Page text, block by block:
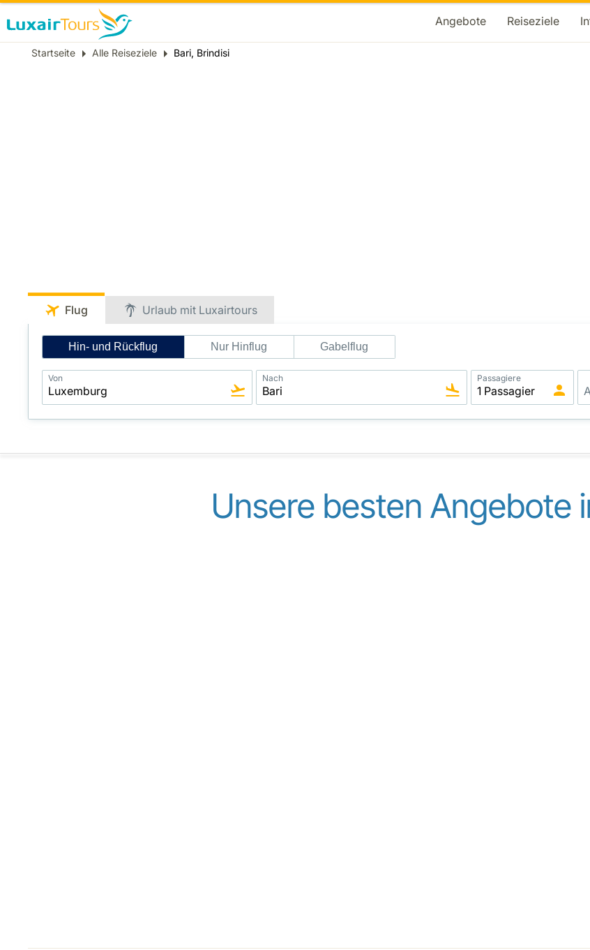
Angebote Reiseziele
Breadcrumb
Startseite Alle Reiseziele Bari, Brindisi
Flug Urlaub mit Luxairtours
Intelligent
Flight
Search
Hin- und Rückflug Nur Hinflug Gabelflug
Von Nach Passagiere
Unsere besten Angebote